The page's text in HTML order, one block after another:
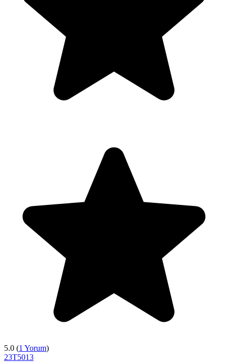
5.0 (1 Yorum)
23T5013